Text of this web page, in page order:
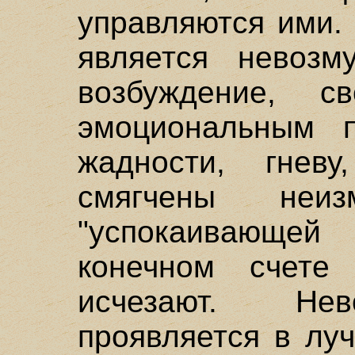
управляются ими.
является
возбуждение,
эмоциональным
жадности,
смягчены
конечном
исчезают.
проявляется в